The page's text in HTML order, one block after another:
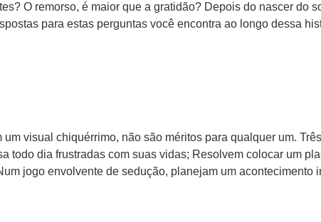
O remorso, é maior que a gratidão? Depois do nascer do
para estas perguntas você encontra ao longo dessa
visual chiquérrimo, não são méritos para qualquer um.
todo dia frustradas com suas vidas; Resolvem colocar um
jogo envolvente de sedução, planejam um acontecimento